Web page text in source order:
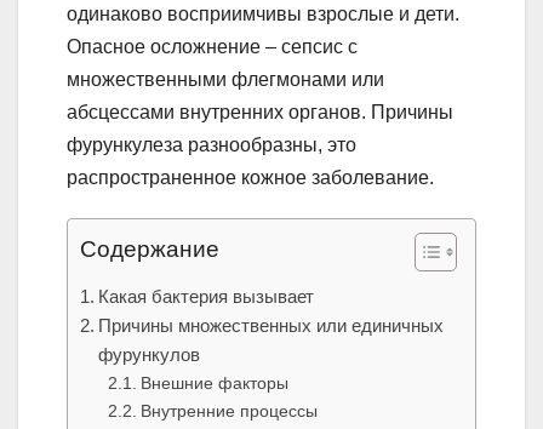
одинаково восприимчивы взрослые и дети.
Опасное осложнение – сепсис с
множественными флегмонами или
абсцессами внутренних органов. Причины
фурункулеза разнообразны, это
распространенное кожное заболевание.
Содержание
Какая бактерия вызывает
Причины множественных или единичных
фурункулов
Внешние факторы
Внутренние процессы